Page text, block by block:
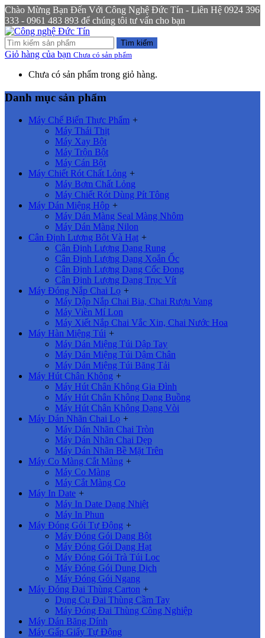
Chào Mừng Bạn Đến Với Công Nghệ Đức Tín - Liên Hệ 0924 396
333 - 0961 483 893 để chúng tôi tư vấn cho bạn
Tìm kiếm
Giỏ hàng của bạn Chưa có sản phẩm
Chưa có sản phẩm trong giỏ hàng.
Danh mục sản phẩm
Máy Chế Biến Thực Phẩm +
Máy Thái Thịt
Máy Xay Bột
Máy Trộn Bột
Máy Cán Bột
Máy Chiết Rót Chất Lỏng +
Máy Bơm Chất Lỏng
Máy Chiết Rót Dùng Pít Tông
Máy Dán Miệng Hộp +
Máy Dán Màng Seal Màng Nhôm
Máy Dán Màng Nilon
Cân Định Lượng Bột Và Hạt +
Cân Định Lượng Dạng Rung
Cân Định Lượng Dạng Xoắn Ốc
Cân Định Lượng Dạng Cốc Đong
Cân Định Lượng Dạng Trục Vít
Máy Đóng Nắp Chai Lọ +
Máy Dập Nắp Chai Bia, Chai Rượu Vang
Máy Viền Mí Lon
Máy Xiết Nắp Chai Vắc Xin, Chai Nước Hoa
Máy Hàn Miệng Túi +
Máy Dán Miệng Túi Dập Tay
Máy Dán Miệng Túi Dậm Chân
Máy Dán Miệng Túi Băng Tải
Máy Hút Chân Không +
Máy Hút Chân Không Gia Đình
Máy Hút Chân Không Dạng Buồng
Máy Hút Chân Không Dạng Vòi
Máy Dán Nhãn Chai Lọ +
Máy Dán Nhãn Chai Tròn
Máy Dán Nhãn Chai Dẹp
Máy Dán Nhãn Bề Mặt Trên
Máy Co Màng Cắt Màng +
Máy Co Màng
Máy Cắt Màng Co
Máy In Date +
Máy In Date Dạng Nhiệt
Máy In Phun
Máy Đóng Gói Tự Động +
Máy Đóng Gói Dạng Bột
Máy Đóng Gói Dạng Hạt
Máy Đóng Gói Trà Túi Lọc
Máy Đóng Gói Dung Dịch
Máy Đóng Gói Ngang
Máy Đóng Đai Thùng Carton +
Dụng Cụ Đai Thùng Cầm Tay
Máy Đóng Đai Thùng Công Nghiệp
Máy Dán Băng Dính
Máy Gấp Giấy Tự Động